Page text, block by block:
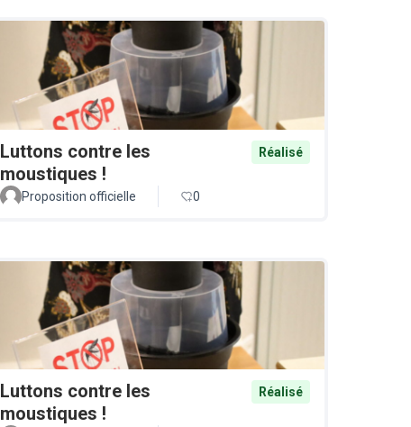
Luttons contre les
moustiques !
Réalisé
Proposition officielle 0
Luttons contre les
moustiques !
Réalisé